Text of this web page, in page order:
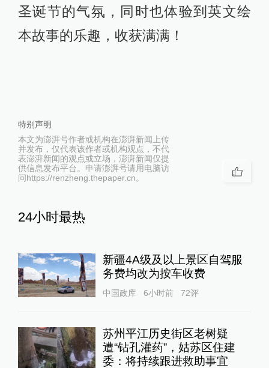
圣诞节的气氛，同时也体验到英文绘
本故事的乐趣，收获满满！
特别声明
本文为澎湃号作者或机构在澎湃新闻上传
并发布，仅代表该作者或机构观点，不代
表澎湃新闻的观点或立场，澎湃新闻仅提
供信息发布平台。申请澎湃号请用电脑访
问https://renzheng.thepaper.cn。
24小时最热
新疆4A级及以上景区自驾服
务费均改为按车收费
中国政库 6小时前 72评
苏州平江历史街区老树疑
遭“钻孔灌药”，姑苏区住建
委：将持续跟进救助事宜